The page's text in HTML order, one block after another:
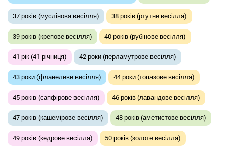
37 років (муслінова весілля) 38 років (ртутне весілля)
39 років (крепове весілля) 40 років (рубінове весілля)
41 рік (41 річниця) 42 роки (перламутрове весілля)
43 роки (фланелеве весілля) 44 роки (топазове весілля)
45 років (сапфірове весілля) 46 років (лавандове весілля)
47 років (кашемірове весілля) 48 років (аметистове весілля)
49 років (кедрове весілля) 50 років (золоте весілля)